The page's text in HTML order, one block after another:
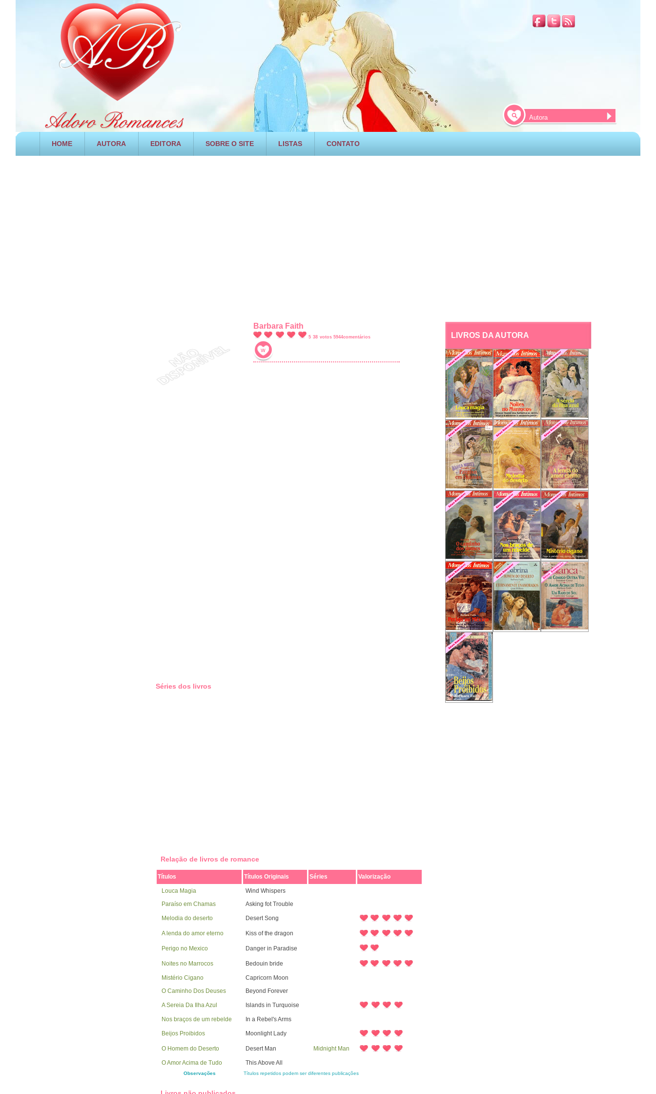
HOME AUTORA EDITORA SOBRE O SITE LISTAS CONTATO
Barbara Faith
5 38 votos 5944comentários LIVROS DA AUTORA
Séries dos livros
Relação de livros de romance
Títulos Títulos Originais Séries Valorização
Observações Títulos repetidos podem ser diferentes publicações
Louca Magia
Wind Whispers
Paraíso em Chamas
Asking fot Trouble
Melodia do deserto Desert Song
A lenda do amor eterno Kiss of the dragon
Perigo no Mexico Danger in Paradise
Noites no Marrocos Bedouin bride
Mistério Cigano
Capricorn Moon
O Caminho Dos Deuses
Beyond Forever
A Sereia Da Ilha Azul Islands in Turquoise
Nos braços de um rebelde In a Rebel's Arms
Beijos Proibidos Moonlight Lady
O Homem do Deserto Desert Man Midnight Man
O Amor Acima de Tudo This Above All